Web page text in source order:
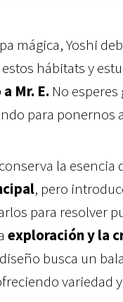
mágica, Yoshi
hábitats y
Mr. E. No
para ponernos
la esencia
, pero
para resolver
exploración y la
busca un
variedad